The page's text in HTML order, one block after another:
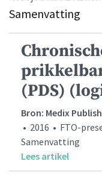
Samenvatting
(PDS)
Bron: Medix
• 2016 • FTO-
Samenvatting
Lees artikel